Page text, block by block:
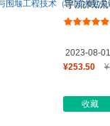
导流截
技术丛
2023-08-01
¥253.50
收藏